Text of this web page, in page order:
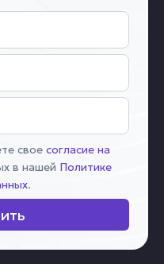
свое согласие на
в нашей Политике
.